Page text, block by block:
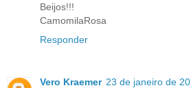
Beijos!!!
CamomilaRosa
Responder
Vero Kraemer 23 de janeiro de